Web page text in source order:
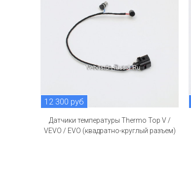
12 300 руб
Датчики температуры Thermo Top V /
VEVO / EVO (квадратно-круглый разъем)